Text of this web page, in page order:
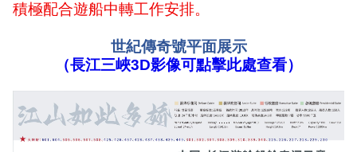
積極配合遊船中轉工作安排。
世紀傳奇號平面展示
（長江三峽3D影像可點擊此處查看）